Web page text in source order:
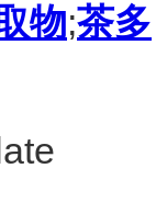
物;茶多